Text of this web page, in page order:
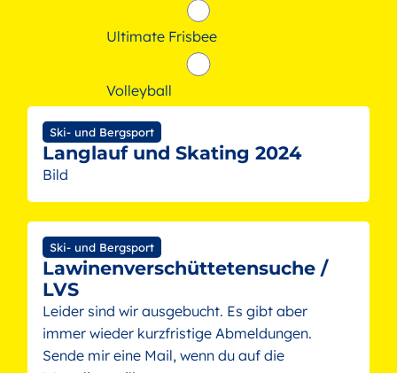
Ultimate Frisbee
Volleyball
Ski- und Bergsport
Langlauf und Skating 2024
Bild
Ski- und Bergsport
Lawinenverschüttetensuche /
LVS
Leider sind wir ausgebucht. Es gibt aber
immer wieder kurzfristige Abmeldungen.
Sende mir eine Mail, wenn du auf die